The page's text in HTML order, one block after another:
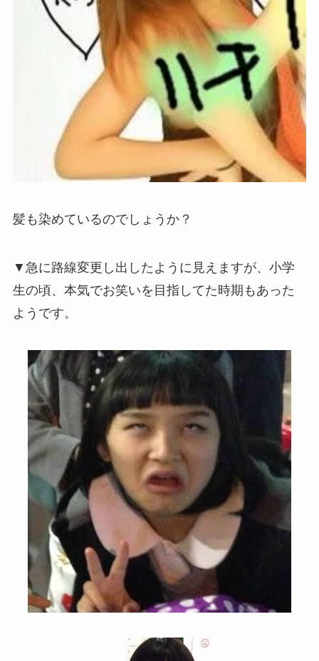
髪も染めているのでしょうか？
▼急に路線変更し出したように見えますが、小学
生の頃、本気でお笑いを目指してた時期もあった
ようです。